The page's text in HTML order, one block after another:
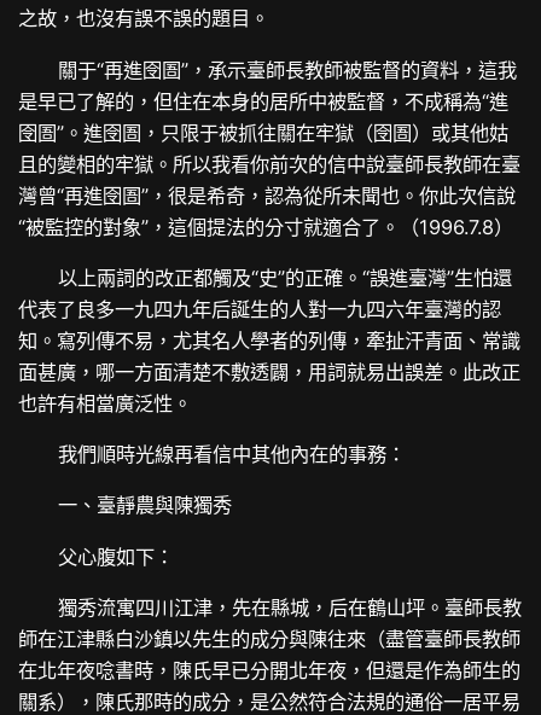
之故，也沒有誤不誤的題目。
關于“再進囹圄”，承示臺師長教師被監督的資料，這我
是早已了解的，但住在本身的居所中被監督，不成稱為“進
囹圄”。進囹圄，只限于被抓往關在牢獄（囹圄）或其他姑
且的變相的牢獄。所以我看你前次的信中說臺師長教師在臺
灣曾“再進囹圄”，很是希奇，認為從所未聞也。你此次信說
“被監控的對象”，這個提法的分寸就適合了。（1996.7.8）
以上兩詞的改正都觸及“史”的正確。“誤進臺灣”生怕還
代表了良多一九四九年后誕生的人對一九四六年臺灣的認
知。寫列傳不易，尤其名人學者的列傳，牽扯汗青面、常識
面甚廣，哪一方面清楚不敷透闢，用詞就易出誤差。此改正
也許有相當廣泛性。
我們順時光線再看信中其他內在的事務：
一、臺靜農與陳獨秀
父心腹如下：
獨秀流寓四川江津，先在縣城，后在鶴山坪。臺師長教
師在江津縣白沙鎮以先生的成分與陳往來（盡管臺師長教師
在北年夜唸書時，陳氏早已分開北年夜，但還是作為師生的
關系），陳氏那時的成分，是公然符合法規的通俗一居平易